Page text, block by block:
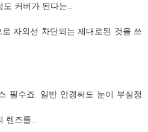
커버가 된다는..
자외선 차단되는 제대로된 것을 쓰
필수죠. 일반 안경써도 눈이 부실정
렌즈를...